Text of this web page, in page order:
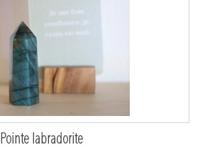
Pointe labradorite